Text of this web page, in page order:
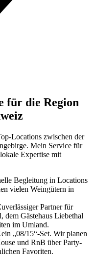
für die Region
Locations zwischen der
Mein Service für
Expertise mit
Begleitung in Locations
vielen Weingütern in
Partner für
dem Gästehaus Liebethal
im Umland.
„08/15“-Set. Wir planen
und RnB über Party-
Favoriten.